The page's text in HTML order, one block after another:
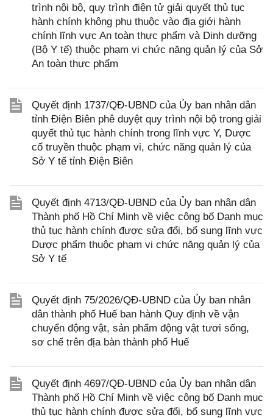
trình nội bộ, quy trình điện tử giải quyết thủ tục
hành chính không phụ thuộc vào địa giới hành
chính lĩnh vực An toàn thực phẩm và Dinh dưỡng
(Bộ Y tế) thuộc phạm vi chức năng quản lý của Sở
An toàn thực phẩm
Quyết định 1737/QĐ-UBND của Ủy ban nhân dân
tỉnh Điện Biên phê duyệt quy trình nội bộ trong giải
quyết thủ tục hành chính trong lĩnh vực Y, Dược
cổ truyền thuộc phạm vi, chức năng quản lý của
Sở Y tế tỉnh Điện Biên
Quyết định 4713/QĐ-UBND của Ủy ban nhân dân
Thành phố Hồ Chí Minh về việc công bố Danh mục
thủ tục hành chính được sửa đổi, bổ sung lĩnh vực
Dược phẩm thuộc phạm vi chức năng quản lý của
Sở Y tế
Quyết định 75/2026/QĐ-UBND của Ủy ban nhân
dân thành phố Huế ban hành Quy định về vận
chuyển động vật, sản phẩm động vật tươi sống,
sơ chế trên địa bàn thành phố Huế
Quyết định 4697/QĐ-UBND của Ủy ban nhân dân
Thành phố Hồ Chí Minh về việc công bố Danh mục
thủ tục hành chính được sửa đổi, bổ sung lĩnh vực